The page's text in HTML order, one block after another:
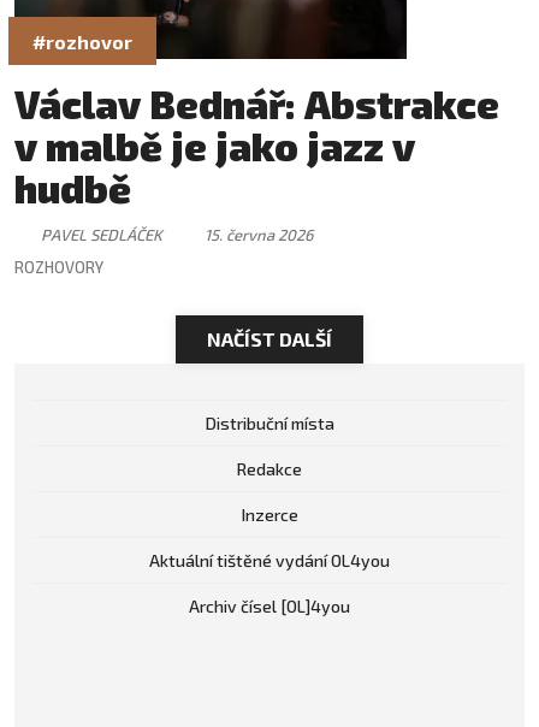
#rozhovor
Václav Bednář: Abstrakce
v malbě je jako jazz v
hudbě
PAVEL SEDLÁČEK
15. června 2026
ROZHOVORY
NAČÍST DALŠÍ
Distribuční místa
Redakce
Inzerce
Aktuální tištěné vydání OL4you
Archiv čísel [OL]4you